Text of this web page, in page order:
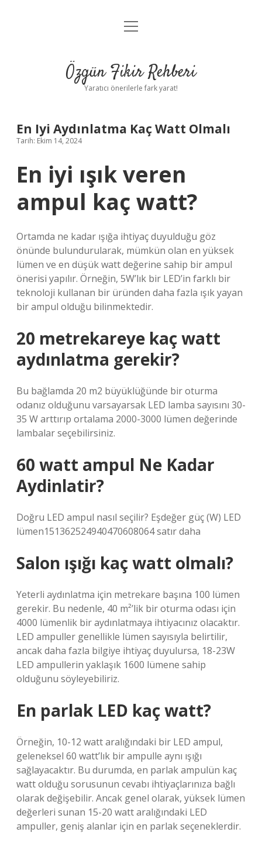
Gizlilik Politikası
Yasal Uyarı
menüyü
Özgün Fikir Rehberi
Yaratıcı önerilerle fark yarat!
En Iyi Aydınlatma Kaç Watt Olmalı
Tarih: Ekim 14, 2024
En iyi ışık veren
ampul kaç watt?
Ortamda ne kadar ışığa ihtiyaç duyulduğu göz
önünde bulundurularak, mümkün olan en yüksek
lümen ve en düşük watt değerine sahip bir ampul
önerisi yapılır. Örneğin, 5W’lık bir LED’in farklı bir
teknoloji kullanan bir üründen daha fazla ışık yayan
bir ampul olduğu bilinmektedir.
20 metrekareye kaç watt
aydınlatma gerekir?
Bu bağlamda 20 m2 büyüklüğünde bir oturma
odanız olduğunu varsayarsak LED lamba sayısını 30-
35 W arttırıp ortalama 2000-3000 lümen değerinde
lambalar seçebilirsiniz.
60 watt ampul Ne Kadar
Aydinlatir?
Doğru LED ampul nasıl seçilir? Eşdeğer güç (W) LED
lümen151362524940470608064 satır daha
Salon ışığı kaç watt olmalı?
Yeterli aydınlatma için metrekare başına 100 lümen
gerekir. Bu nedenle, 40 m²’lik bir oturma odası için
4000 lümenlik bir aydınlatmaya ihtiyacınız olacaktır.
LED ampuller genellikle lümen sayısıyla belirtilir,
ancak daha fazla bilgiye ihtiyaç duyulursa, 18-23W
LED ampullerin yaklaşık 1600 lümene sahip
olduğunu söyleyebiliriz.
En parlak LED kaç watt?
Örneğin, 10-12 watt aralığındaki bir LED ampul,
geleneksel 60 watt’lık bir ampulle aynı ışığı
sağlayacaktır. Bu durumda, en parlak ampulün kaç
watt olduğu sorusunun cevabı ihtiyaçlarınıza bağlı
olarak değişebilir. Ancak genel olarak, yüksek lümen
değerleri sunan 15-20 watt aralığındaki LED
ampuller, geniş alanlar için en parlak seçeneklerdir.